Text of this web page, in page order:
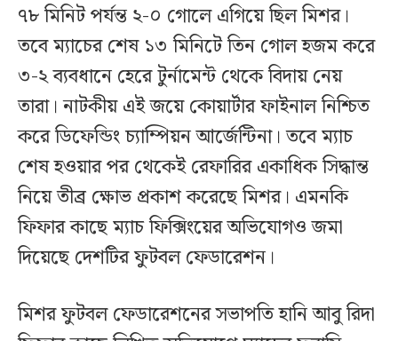
৭৮ মিনিট পর্যন্ত ২-০ গোলে এগিয়ে ছিল মিশর।
তবে ম্যাচের শেষ ১৩ মিনিটে তিন গোল হজম করে
৩-২ ব্যবধানে হেরে টুর্নামেন্ট থেকে বিদায় নেয়
তারা। নাটকীয় এই জয়ে কোয়ার্টার ফাইনাল নিশ্চিত
করে ডিফেন্ডিং চ্যাম্পিয়ন আর্জেন্টিনা। তবে ম্যাচ
শেষ হওয়ার পর থেকেই রেফারির একাধিক সিদ্ধান্ত
নিয়ে তীব্র ক্ষোভ প্রকাশ করেছে মিশর। এমনকি
ফিফার কাছে ম্যাচ ফিক্সিংয়ের অভিযোগও জমা
দিয়েছে দেশটির ফুটবল ফেডারেশন।
মিশর ফুটবল ফেডারেশনের সভাপতি হানি আবু রিদা